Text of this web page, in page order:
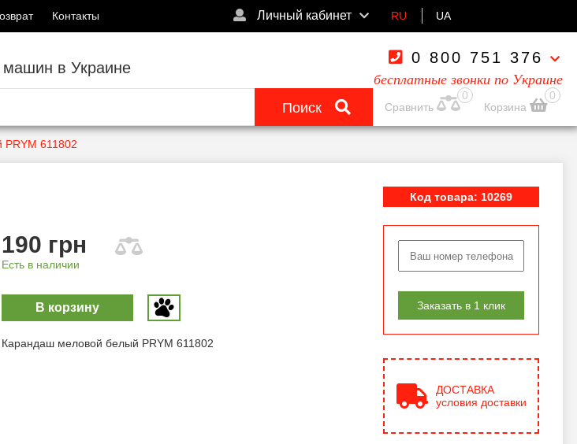
Контакты Личный кабинет RU UA
машин в Украине
0 800 751 376
бесплатные звонки по Украине
Поиск
0
Сравнить
0
Корзина
611802
190 грн
Есть в наличии
В корзину
Карандаш меловой белый PRYM 611802
Код товара: 10269
Заказать в 1 клик
ДОСТАВКА
условия доставки